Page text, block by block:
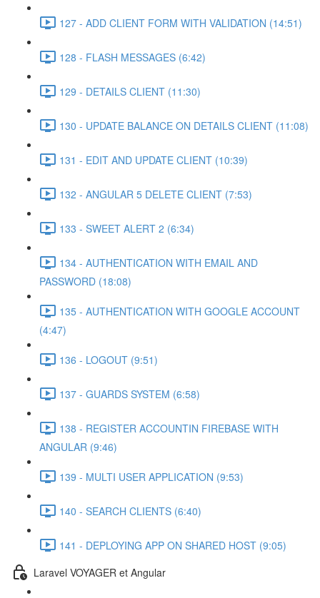
127 - ADD CLIENT FORM WITH VALIDATION (14:51)
128 - FLASH MESSAGES (6:42)
129 - DETAILS CLIENT (11:30)
130 - UPDATE BALANCE ON DETAILS CLIENT (11:08)
131 - EDIT AND UPDATE CLIENT (10:39)
132 - ANGULAR 5 DELETE CLIENT (7:53)
133 - SWEET ALERT 2 (6:34)
134 - AUTHENTICATION WITH EMAIL AND
PASSWORD (18:08)
135 - AUTHENTICATION WITH GOOGLE ACCOUNT
(4:47)
136 - LOGOUT (9:51)
137 - GUARDS SYSTEM (6:58)
138 - REGISTER ACCOUNTIN FIREBASE WITH
ANGULAR (9:46)
139 - MULTI USER APPLICATION (9:53)
140 - SEARCH CLIENTS (6:40)
141 - DEPLOYING APP ON SHARED HOST (9:05)
Laravel VOYAGER et Angular